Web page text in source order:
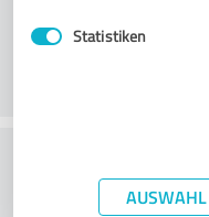
Statistiken
What do